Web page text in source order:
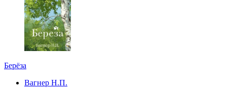
Берёза
Вагнер Н.П.